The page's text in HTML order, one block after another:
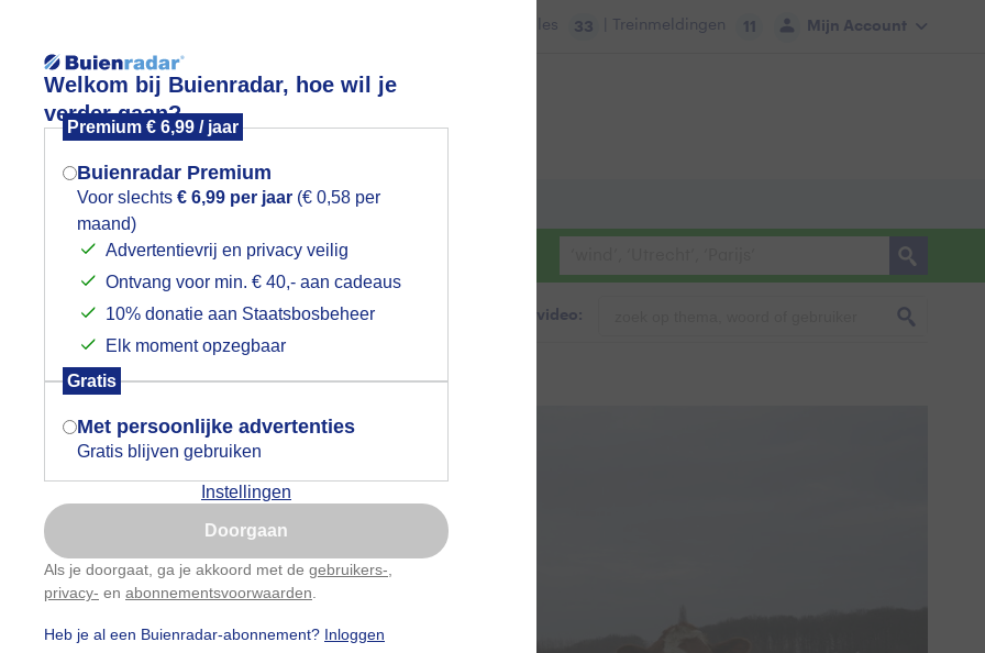
Welkom bij Buienradar, hoe wil je
verder gaan?
Premium € 6,99 / jaar
Buienradar Premium
Voor slechts € 6,99 per jaar (€ 0,58 per
maand)
Advertentievrij en privacy veilig
Ontvang voor min. € 40,- aan cadeaus
10% donatie aan Staatsbosbeheer
Elk moment opzegbaar
Gratis
Met persoonlijke advertenties
Gratis blijven gebruiken
Instellingen
Doorgaan
Als je doorgaat, ga je akkoord met de gebruikers-
privacy- en abonnementsvoorwaarden
Heb je al een Buienradar-abonnement? Inloggen
Mijn Account
Files 33 | Treinmeldingen 11
Lees meer.
Foto en video Weerzine
Zoeken in foto & video:
bewolking
Mogen we je locatie gebruiken voor
het weer?
Indien je hier nog geen akkoord op hebt
gegeven, verschijnt er zo een pop-up uit
je browser waarin deze toestemming
gevraagd wordt.
Is goed, toon de popup
Nu niet, misschien later
Gebruik je Safari en wil je niet elke dag deze pop-up
Klikhierom dit aan te passen